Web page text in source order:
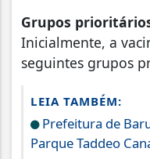
Grupos
Inicialmente, a
seguintes grupos
LEIA TAMBÉM:
Prefeitura de
Parque Taddeo